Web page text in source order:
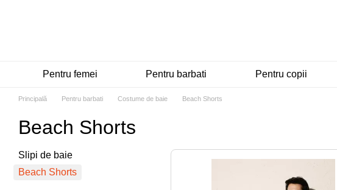
Pentru femei Pentru barbati Pentru copii
Principală Pentru barbati Costume de baie Beach Shorts
Beach Shorts
Slipi de baie
Beach Shorts